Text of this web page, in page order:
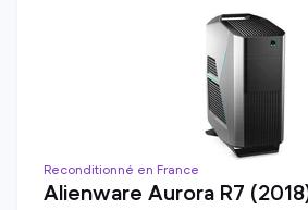
Reconditionné en France
Alienware Aurora R7